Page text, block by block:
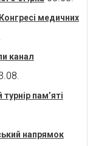
медичних
канал
пам’яті
напрямок